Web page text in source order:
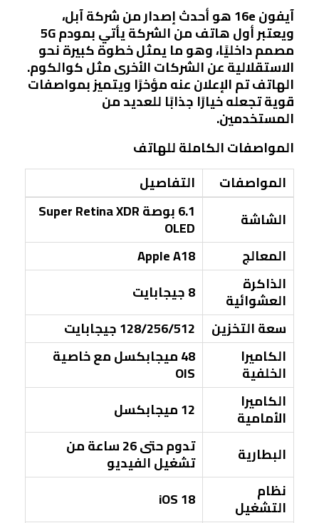
آيفون 16e هو أحدث إصدار من شركة آبل،
ويعتبر أول هاتف من الشركة يأتي بمودم 5G
مصمم داخليًا، وهو ما يمثل خطوة كبيرة نحو
الاستقلالية عن الشركات الأخرى مثل كوالكوم.
الهاتف تم الإعلان عنه مؤخرًا ويتميز بمواصفات
قوية تجعله خيارًا جذابًا للعديد من
المستخدمين.
المواصفات الكاملة للهاتف
المواصفات
التفاصيل
الشاشة
6.1 بوصة Super Retina XDR
OLED
المعالج
Apple A18
الذاكرة
العشوائية
8 جيجابايت
سعة التخزين
128/256/512 جيجابايت
الكاميرا
الخلفية
48 ميجابكسل مع خاصية
OIS
الكاميرا
الأمامية
12 ميجابكسل
البطارية
تدوم حتى 26 ساعة من
تشغيل الفيديو
نظام
التشغيل
iOS 18